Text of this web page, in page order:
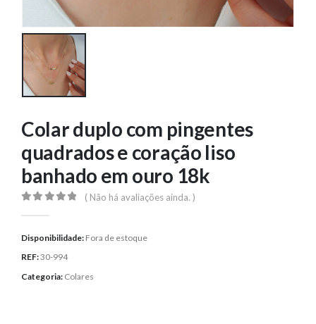
Colar duplo com pingentes
quadrados e coração liso
banhado em ouro 18k
( Não há avaliações ainda. )
Disponibilidade: Fora de estoque
REF:30-994
Categoria: Colares